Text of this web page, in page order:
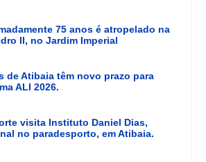
75 anos é atropelado na
II, no Jardim Imperial
de Atibaia têm novo prazo para
ALI 2026.
visita Instituto Daniel Dias,
no paradesporto, em Atibaia.